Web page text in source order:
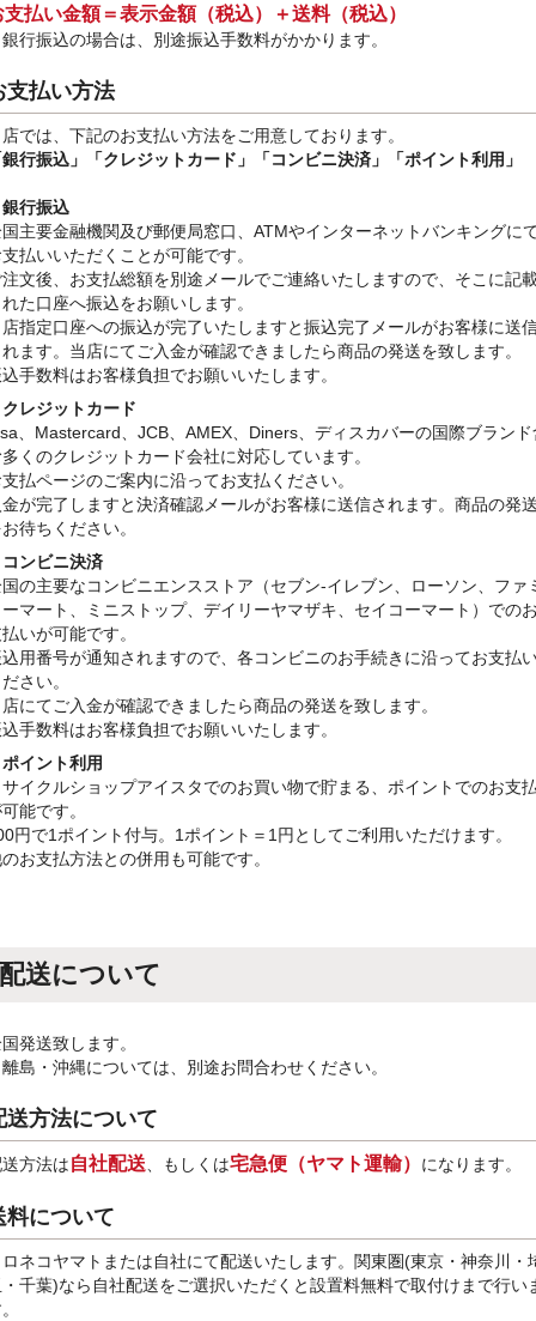
支払い金額＝表示金額（税込）＋送料（税込）
行振込の場合は、別途振込手数料がかかります。
支払い方法
では、下記のお支払い方法をご用意しております。
行振込」
「クレジットカード」「コンビニ決済」「ポイント利用」
行振込
主要金融機関及び郵便局窓口、ATMやインターネットバンキングに
払いいただくことが可能です。
文後、お支払総額を別途メールでご連絡いたしますので、そこに記
た口座へ振込をお願いします。
指定口座への振込が完了いたしますと振込完了メールがお客様に送
ます。当店にてご入金が確認できましたら商品の発送を致します。
手数料はお客様負担でお願いいたします。
レジットカード
、Mastercard、JCB、AMEX、Diners、ディスカバーの国際ブランド
くのクレジットカード会社に対応しています。
払ページのご案内に沿ってお支払ください。
が完了しますと決済確認メールがお客様に送信されます。商品の発
待ちください。
ンビニ決済
の主要なコンビニエンスストア（セブン-イレブン、ローソン、ファ
マート、ミニストップ、デイリーヤマザキ、セイコーマート）での
いが可能です。
用番号が通知されますので、各コンビニのお手続きに沿ってお支払
さい。
にてご入金が確認できましたら商品の発送を致します。
手数料はお客様負担でお願いいたします。
イント利用
イクルショップアイスタでのお買い物で貯まる、ポイントでのお支
能です。
円で1ポイント付与。1ポイント＝1円としてご利用いただけます。
お支払方法との併用も可能です。
配送について
発送致します。
島・沖縄については、別途お問合わせください。
送方法について
方法は自社配送、もしくは宅急便（ヤマト運輸） になります。
料について
ネコヤマトまたは自社にて配送いたします。関東圏(東京・神奈川・
千葉)なら自社配送をご選択いただくと設置料無料で取付けまで行い